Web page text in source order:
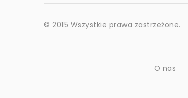
© 2015 Wszystkie prawa zastrzeżone.
O nas